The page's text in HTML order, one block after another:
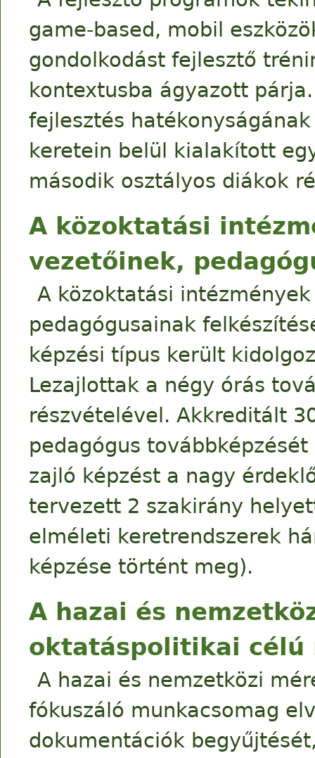
game-based, mobil
gondolkodást fejlesztő
kontextusba ágyazott
fejlesztés
keretein belül kialakított
második osztályos diákok
A közoktatási
vezetőinek,
A közoktatási
pedagógusainak
képzési típus került
Lezajlottak a négy órás
részvételével. Akkreditált
pedagógus
zajló képzést a nagy
tervezett 2 szakirány
elméleti keretrendszerek
képzése történt meg).
A hazai és
oktatáspolitikai célú
A hazai és nemzetközi
fókuszáló munkacsomag
dokumentációk